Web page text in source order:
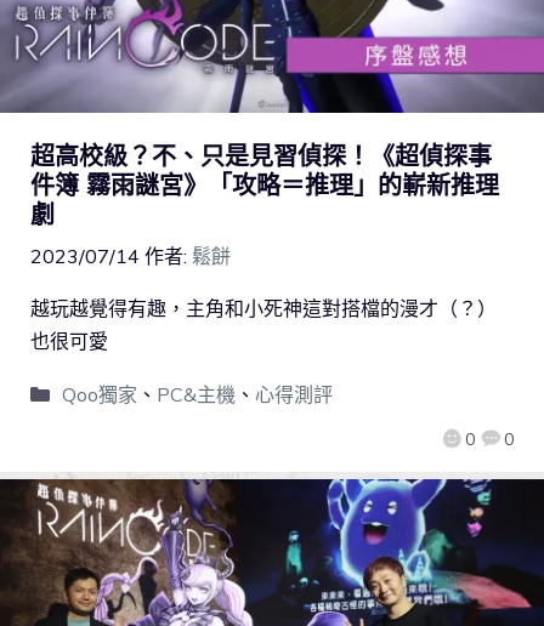
超高校級？不、只是見習偵探！《超偵探事
件簿 霧雨謎宮》「攻略＝推理」的嶄新推理
劇
2023/07/14 作者: 鬆餅
0 0
越玩越覺得有趣，主角和小死神這對搭檔的漫才（？）
也很可愛
Qoo獨家 、 PC&主機、 心得測評